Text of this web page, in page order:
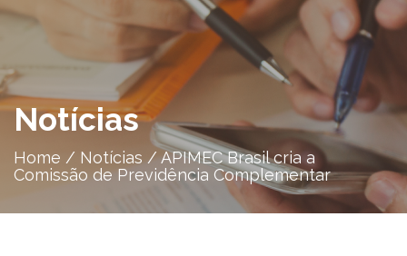
Notícias
Home / Notícias /APIMEC Brasil cria a
Comissão de Previdência Complementar